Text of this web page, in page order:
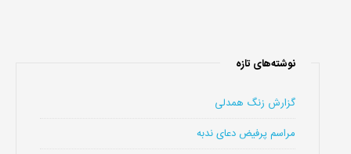
نوشته‌های تازه
گزارش زنگ همدلی
مراسم پرفیض دعای ندبه